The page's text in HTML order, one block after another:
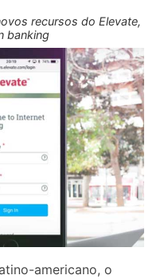
recursos do Elevate,
banking
americano, o